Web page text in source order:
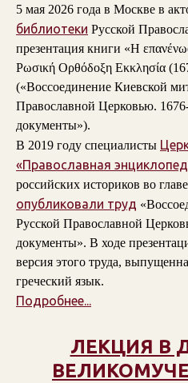
5 мая 2026 года в Москве в
библиотеки Русской
презентация книги «Η
Ρωσική Ορθόδοξη Εκκλησία
(«Воссоединение Киевской
Православной Церковью.
документы»).
В 2019 году специалисты
«Православная
российских историков во
опубликовали труд
Русской Православной
документы». В ходе
версия этого труда,
греческий язык.
Подробнее...
ЛЕКЦИЯ В